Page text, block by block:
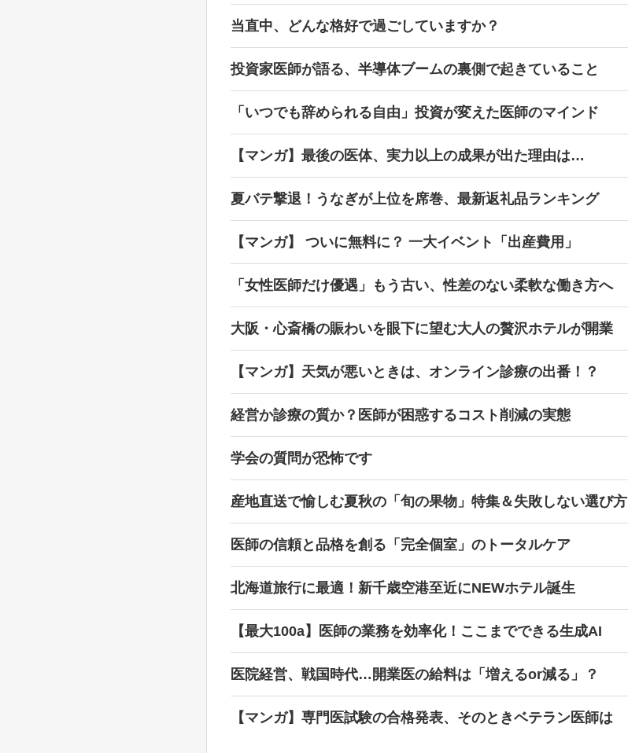
当直中、どんな格好で過ごしていますか？
投資家医師が語る、半導体ブームの裏側で起きていること
「いつでも辞められる自由」投資が変えた医師のマインド
【マンガ】最後の医体、実力以上の成果が出た理由は…
夏バテ撃退！うなぎが上位を席巻、最新返礼品ランキング
【マンガ】 ついに無料に？ 一大イベント「出産費用」
「女性医師だけ優遇」もう古い、性差のない柔軟な働き方へ
大阪・心斎橋の賑わいを眼下に望む大人の贅沢ホテルが開業
【マンガ】天気が悪いときは、オンライン診療の出番！？
経営か診療の質か？医師が困惑するコスト削減の実態
学会の質問が恐怖です
産地直送で愉しむ夏秋の「旬の果物」特集＆失敗しない選び方
医師の信頼と品格を創る「完全個室」のトータルケア
北海道旅行に最適！新千歳空港至近にNEWホテル誕生
【最大100a】医師の業務を効率化！ここまでできる生成AI
医院経営、戦国時代…開業医の給料は「増えるor減る」？
【マンガ】専門医試験の合格発表、そのときベテラン医師は